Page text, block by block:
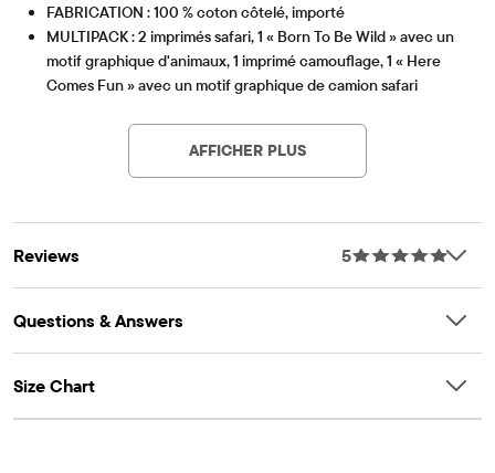
FABRICATION : 100 % coton côtelé, importé
MULTIPACK : 2 imprimés safari, 1 « Born To Be Wild » avec un
motif graphique d'animaux, 1 imprimé camouflage, 1 « Here
Comes Fun » avec un motif graphique de camion safari
manches courtes
CARACTÉRISTIQUES : Fermetures à pression en bas
Une partie de notre collection BUNDLES BABY PLACE FAIT
Numéro de certification OEKO-TEX® : 08.HIN.60591
This product was independently tested for harmful
substances according to the strict global criteria of
tex.com/standard100
AFFICHER PLUS
Reviews 5
Questions & Answers
Size Chart